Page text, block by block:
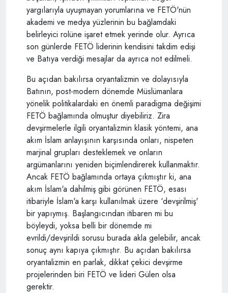
yargılarıyla uyuşmayan yorumlarına ve FETÖ'nün
akademi ve medya yüzlerinin bu bağlamdaki
belirleyici rolüne işaret etmek yerinde olur. Ayrıca
son günlerde FETÖ liderinin kendisini takdim edişi
ve Batıya verdiği mesajlar da ayrıca not edilmeli.
Bu açıdan bakılırsa oryantalizmin ve dolayısıyla
Batının, post-modern dönemde Müslümanlara
yönelik politikalardaki en önemli paradigma değişimi
FETÖ bağlamında olmuştur diyebiliriz. Zira
devşirmelerle ilgili oryantalizmin klasik yöntemi, ana
akım İslam anlayışının karşısında onları, nispeten
marjinal grupları desteklemek ve onların
argümanlarını yeniden biçimlendirerek kullanmaktır.
Ancak FETÖ bağlamında ortaya çıkmıştır ki, ana
akım İslam'a dahilmiş gibi görünen FETÖ, esası
itibariyle İslam'a karşı kullanılmak üzere ‘devşirilmiş'
bir yapıymış. Başlangıcından itibaren mi bu
böyleydi, yoksa belli bir dönemde mi
evrildi/devşirildi sorusu burada akla gelebilir, ancak
sonuç aynı kapıya çıkmıştır. Bu açıdan bakılırsa
oryantalizmin en parlak, dikkat çekici devşirme
projelerinden biri FETÖ ve lideri Gülen olsa
gerektir.